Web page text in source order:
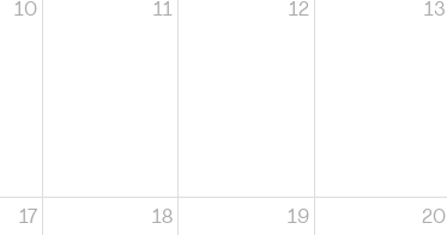
10 11 12 13
17 18 19 20